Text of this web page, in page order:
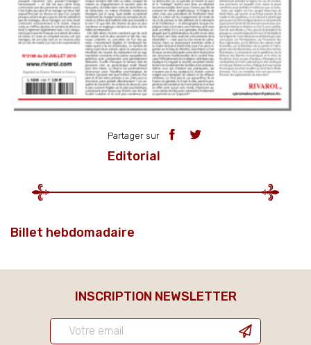
Partager sur
Editorial
Billet hebdomadaire
INSCRIPTION NEWSLETTER